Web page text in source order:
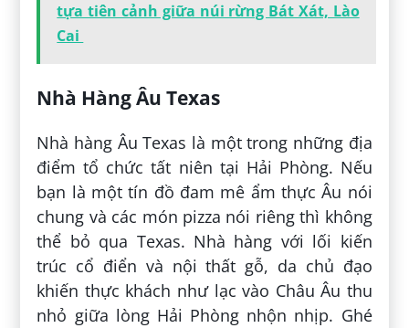
tựa tiên cảnh giữa núi rừng Bát Xát, Lào
Cai
Nhà Hàng Âu Texas
Nhà hàng Âu Texas là một trong những địa
điểm tổ chức tất niên tại Hải Phòng. Nếu
bạn là một tín đồ đam mê ẩm thực Âu nói
chung và các món pizza nói riêng thì không
thể bỏ qua Texas. Nhà hàng với lối kiến
trúc cổ điển và nội thất gỗ, da chủ đạo
khiến thực khách như lạc vào Châu Âu thu
nhỏ giữa lòng Hải Phòng nhộn nhịp. Ghé